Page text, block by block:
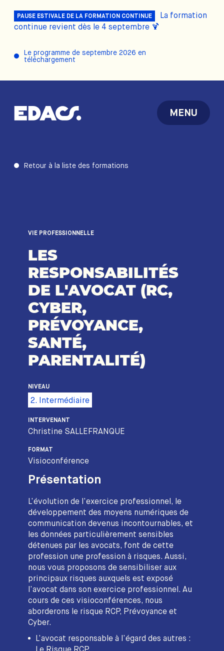
PAUSE ESTIVALE DE LA FORMATION CONTINUE
La formation
continue revient dès le 4 septembre 🍹
Le programme de septembre 2026 en
téléchargement
MENU
Retour à la liste des formations
VIE PROFESSIONNELLE
LES
RESPONSABILITÉS
DE L'AVOCAT (RC,
CYBER,
PRÉVOYANCE,
SANTÉ,
PARENTALITÉ)
NIVEAU
2. Intermédiaire
INTERVENANT
Christine SALLEFRANQUE
FORMAT
Visioconférence
Présentation
L’évolution de l’exercice professionnel, le
développement des moyens numériques de
communication devenus incontournables, et
les données particulièrement sensibles
détenues par les avocats, font de cette
profession une profession à risques. Aussi,
nous vous proposons de sensibiliser aux
principaux risques auxquels est exposé
l’avocat dans son exercice professionnel. Au
cours de ces visioconférences, nous
aborderons le risque RCP, Prévoyance et
Cyber.
L’avocat responsable à l’égard des autres :